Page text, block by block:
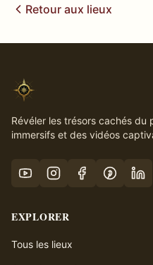
Retour aux lieux
Révéler les trésors cachés
immersifs et des vidéos
EXPLORER
Tous les lieux